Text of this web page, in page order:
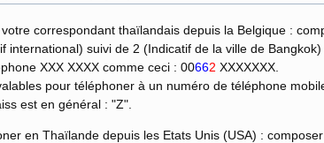
correspondant thaïlandais depuis la Belgique :
(Indicatif de la ville de Bangkok) et enfin les 6
XXX XXXX comme ceci : 00662 XXXXXXX.
pour téléphoner à un numéro de téléphone
est en général : "Z".
(préfixe de